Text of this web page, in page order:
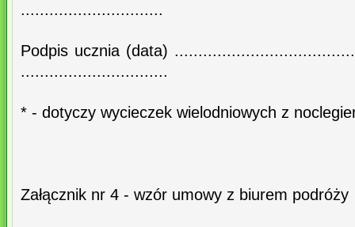
..............................
Podpis ucznia (data)
...............................
* - dotyczy wycieczek wielodniowych z
Załącznik nr 4 - wzór umowy z biurem podróży